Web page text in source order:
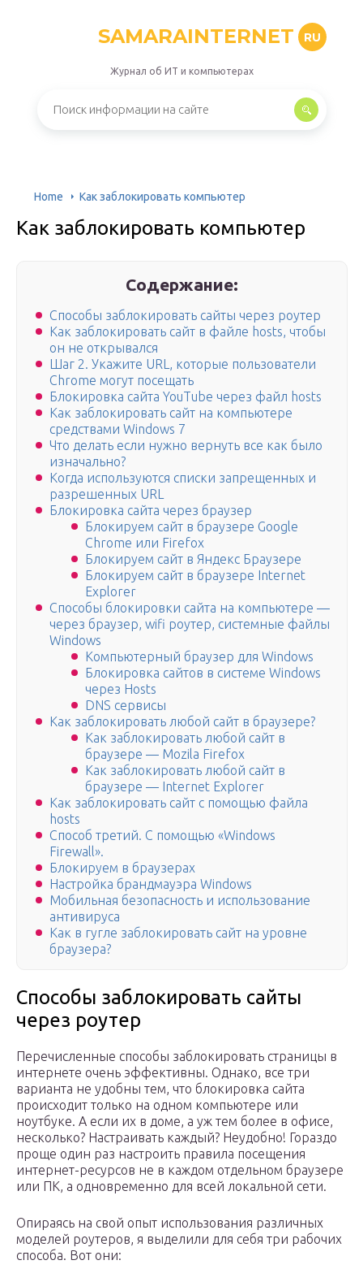
SAMARAINTERNET RU
Журнал об ИТ и компьютерах
Home Как заблокировать компьютер
Как заблокировать компьютер
Содержание:
Способы заблокировать сайты через роутер
Как заблокировать сайт в файле hosts, чтобы
он не открывался
Шаг 2. Укажите URL, которые пользователи
Chrome могут посещать
Блокировка сайта YouTube через файл hosts
Как заблокировать сайт на компьютере
средствами Windows 7
Что делать если нужно вернуть все как было
изначально?
Когда используются списки запрещенных и
разрешенных URL
Блокировка сайта через браузер
Блокируем сайт в браузере Google
Chrome или Firefox
Блокируем сайт в Яндекс Браузере
Блокируем сайт в браузере Internet
Explorer
Способы блокировки сайта на компьютере —
через браузер, wifi роутер, системные файлы
Windows
Компьютерный браузер для Windows
Блокировка сайтов в системе Windows
через Hosts
DNS сервисы
Как заблокировать любой сайт в браузере?
Как заблокировать любой сайт в
браузере — Mozila Firefox
Как заблокировать любой сайт в
браузере — Internet Explorer
Как заблокировать сайт с помощью файла
hosts
Способ третий. C помощью «Windows
Firewall».
Блокируем в браузерах
Настройка брандмауэра Windows
Мобильная безопасность и использование
антивируса
Как в гугле заблокировать сайт на уровне
браузера?
Способы заблокировать сайты
через роутер
Перечисленные способы заблокировать страницы в
интернете очень эффективны. Однако, все три
варианта не удобны тем, что блокировка сайта
происходит только на одном компьютере или
ноутбуке. А если их в доме, а уж тем более в офисе,
несколько? Настраивать каждый? Неудобно! Гораздо
проще один раз настроить правила посещения
интернет-ресурсов не в каждом отдельном браузере
или ПК, а одновременно для всей локальной сети.
Опираясь на свой опыт использования различных
моделей роутеров, я выделили для себя три рабочих
способа. Вот они: